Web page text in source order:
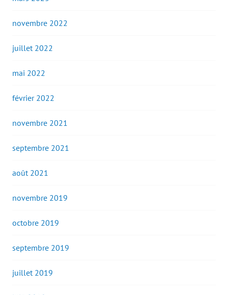
novembre 2022
juillet 2022
mai 2022
février 2022
novembre 2021
septembre 2021
août 2021
novembre 2019
octobre 2019
septembre 2019
juillet 2019